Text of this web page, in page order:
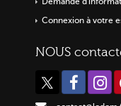
Connexion à votre
NOUS